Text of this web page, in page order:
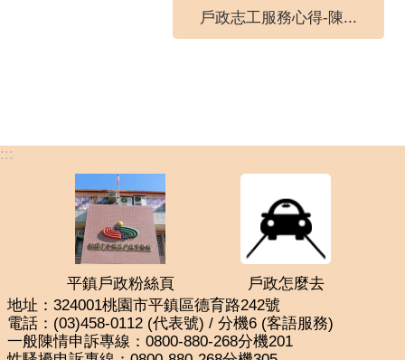
戶政志工服務心得-陳...
:::
平鎮戶政粉絲頁
戶政怎麼去
地址：324001桃園市平鎮區德育路242號
電話：(03)458-0112 (代表號) / 分機6 (客語服務)
一般陳情申訴專線：0800-880-268分機201